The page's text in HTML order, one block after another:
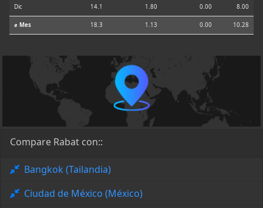
Dic 14.1 1.80 0.00 8.00
⌀ Mes 18.3 1.13 0.00 10.28
Compare Rabat con::
Bangkok (Tailandia)
Ciudad de México (México)